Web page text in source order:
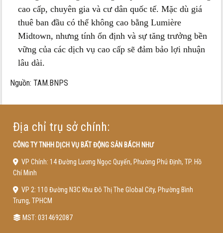
cao cấp, chuyên gia và cư dân quốc tế. Mặc dù giá
thuê ban đầu có thể không cao bằng Lumière
Midtown, nhưng tính ổn định và sự tăng trưởng bền
vững của các dịch vụ cao cấp sẽ đảm bảo lợi nhuận
lâu dài.
Nguồn: TAM.BNPS
Địa chỉ trụ sở chính:
CÔNG TY TNHH DỊCH VỤ BẤT ĐỘNG SẢN BÁCH NHƯ
VP Chính: 14 Đường Lương Ngọc Quyến, Phường Phú Định, TP. Hồ
Chí Minh
VP 2: 110 Đường N3C Khu Đô Thị The Global City, Phường Bình
Trưng, TPHCM
MST: 0314692087